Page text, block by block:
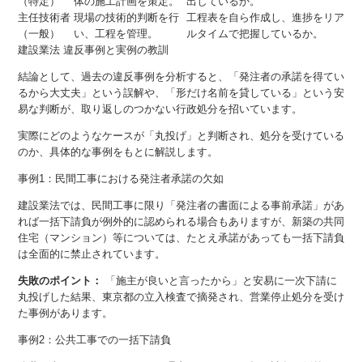
主任技術者
（一般）
現場の技術的判断を行
い、工程を管理。
工程表を自ら作成し、進捗をリア
ルタイムで把握しているか。
建設業法 違反事例と実例の教訓
結論として、過去の違反事例を分析すると、「発注者の承諾を得てい
るから大丈夫」という誤解や、「形だけ名前を貸している」という安
易な判断が、取り返しのつかない行政処分を招いています。
実際にどのようなケースが「丸投げ」と判断され、処分を受けている
のか、具体的な事例をもとに解説します。
事例1：民間工事における発注者承諾の欠如
建設業法では、民間工事に限り「発注者の書面による事前承諾」があ
れば一括下請負が例外的に認められる場合もありますが、新築の共同
住宅（マンション）等については、たとえ承諾があっても一括下請負
は全面的に禁止されています。
失敗のポイント：
「施主が良いと言ったから」と安易に一次下請に
丸投げした結果、東京都の立入検査で摘発され、営業停止処分を受け
た事例があります。
事例2：公共工事での一括下請負